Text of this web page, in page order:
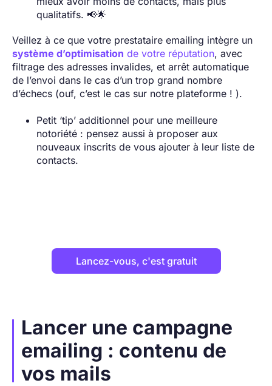
qualitatifs. 📢🌟
Veillez à ce que votre prestataire emailing intègre un
système d’optimisation de votre réputation, avec
filtrage des adresses invalides, et arrêt automatique
de l’envoi dans le cas d’un trop grand nombre
d’échecs (ouf, c’est le cas sur notre plateforme ! ).
Petit ‘tip’ additionnel pour une meilleure
notoriété : pensez aussi à proposer aux
nouveaux inscrits de vous ajouter à leur liste de
contacts.
Lancez-vous, c'est gratuit
Lancer une campagne
emailing : contenu de
vos mails